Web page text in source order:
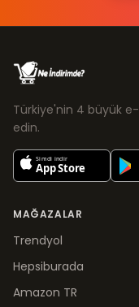
Türkiye'nin 4 büyük
edin.
MAĞAZALAR
Trendyol
Hepsiburada
Amazon TR